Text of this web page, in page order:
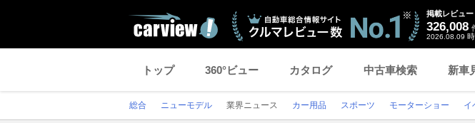
掲載レビュー
326,008
2026.08.09
トップ 360°ビュー カタログ 中古車検索 新車
総合 ニューモデル 業界ニュース カー用品 スポーツ モーターショー イ